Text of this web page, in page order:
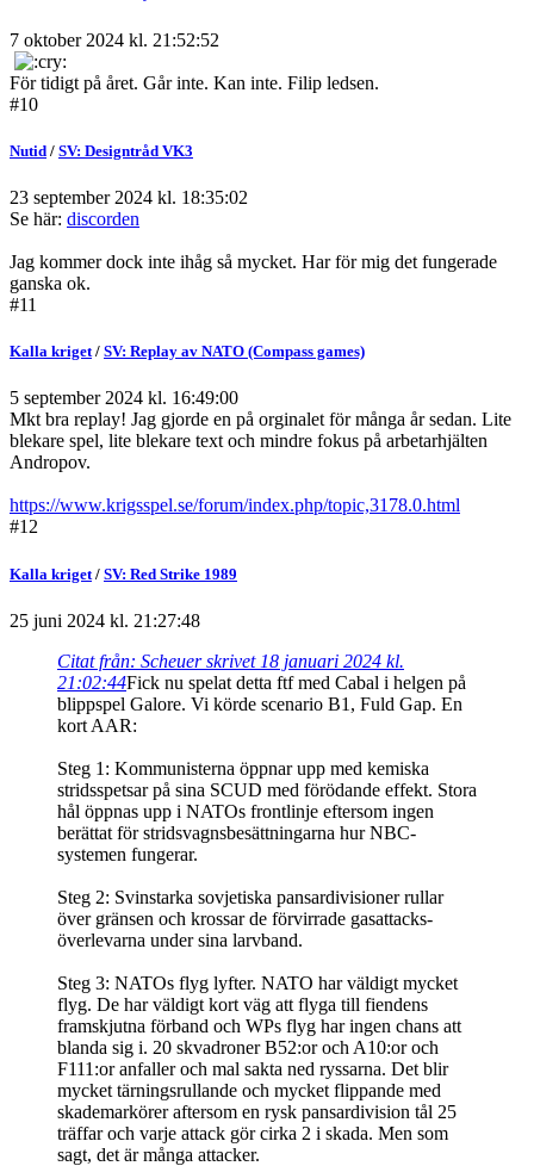
7 oktober 2024 kl. 21:52:52
För tidigt på året. Går inte. Kan inte. Filip ledsen.
#10
Nutid / SV: Designtråd VK3
23 september 2024 kl. 18:35:02
Se här: discorden
Jag kommer dock inte ihåg så mycket. Har för mig det fungerade
ganska ok.
#11
Kalla kriget/ SV: Replay av NATO (Compass games)
5 september 2024 kl. 16:49:00
Mkt bra replay! Jag gjorde en på orginalet för många år sedan. Lite
blekare spel, lite blekare text och mindre fokus på arbetarhjälten
Andropov.
https://www.krigsspel.se/forum/index.php/topic,3178.0.html
#12
Kalla kriget / SV: Red Strike 1989
25 juni 2024 kl. 21:27:48
Citat från: Scheuer skrivet 18 januari 2024 kl.
21:02:44Fick nu spelat detta ftf med Cabal i helgen på
blippspel Galore. Vi körde scenario B1, Fuld Gap. En
kort AAR:
Steg 1: Kommunisterna öppnar upp med kemiska
stridsspetsar på sina SCUD med förödande effekt. Stora
hål öppnas upp i NATOs frontlinje eftersom ingen
berättat för stridsvagnsbesättningarna hur NBC-
systemen fungerar.
Steg 2: Svinstarka sovjetiska pansardivisioner rullar
över gränsen och krossar de förvirrade gasattacks-
överlevarna under sina larvband.
Steg 3: NATOs flyg lyfter. NATO har väldigt mycket
flyg. De har väldigt kort väg att flyga till fiendens
framskjutna förband och WPs flyg har ingen chans att
blanda sig i. 20 skvadroner B52:or och A10:or och
F111:or anfaller och mal sakta ned ryssarna. Det blir
mycket tärningsrullande och mycket flippande med
skademarkörer aftersom en rysk pansardivision tål 25
träffar och varje attack gör cirka 2 i skada. Men som
sagt, det är många attacker.